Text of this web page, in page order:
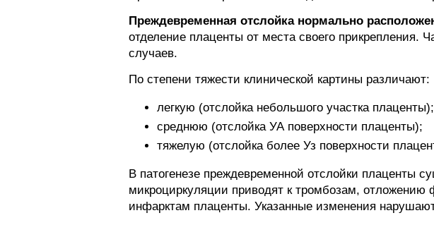
Преждевременная отслойка нормально
отделение плаценты от места своего прикрепления.
случаев.
По степени тяжести клинической картины различают:
легкую (отслойка небольшого участка плаценты);
среднюю (отслойка УА поверхности плаценты);
тяжелую (отслойка более Уз поверхности
В патогенезе преждевременной отслойки плаценты
микроциркуляции приводят к тромбозам,
инфарктам плаценты. Указанные изменения